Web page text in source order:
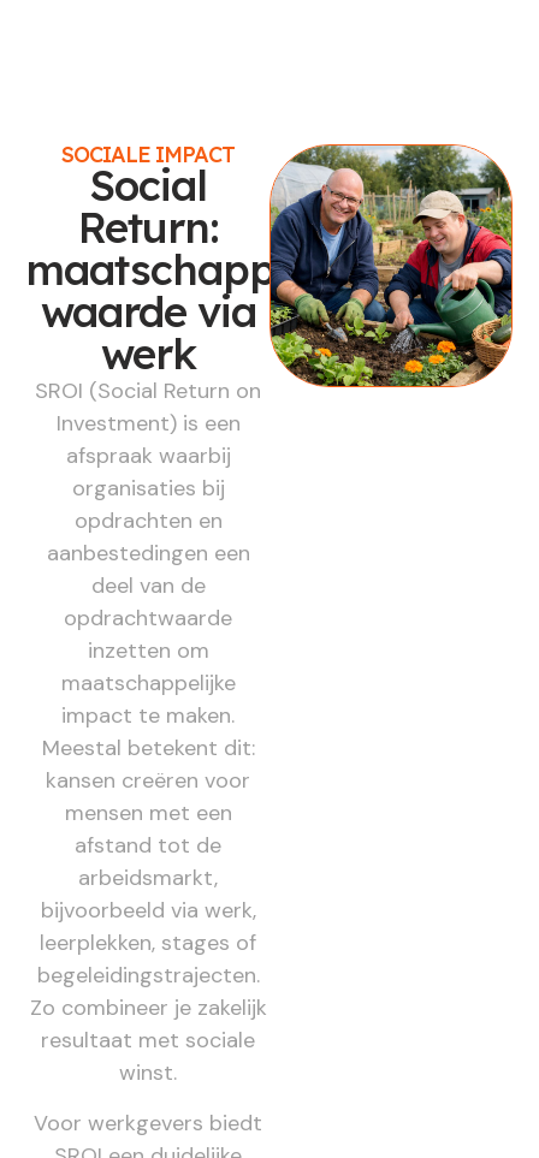
SOCIALE IMPACT
Social
Return:
maatschappelijke
waarde via
werk
SROI (Social Return on
Investment) is een
afspraak waarbij
organisaties bij
opdrachten en
aanbestedingen een
deel van de
opdrachtwaarde
inzetten om
maatschappelijke
impact te maken.
Meestal betekent dit:
kansen creëren voor
mensen met een
afstand tot de
arbeidsmarkt,
bijvoorbeeld via werk,
leerplekken, stages of
begeleidingstrajecten.
Zo combineer je zakelijk
resultaat met sociale
winst.
Voor werkgevers biedt